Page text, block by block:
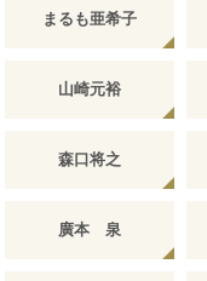
まるも亜希子
山崎元裕
森口将之
廣本 泉